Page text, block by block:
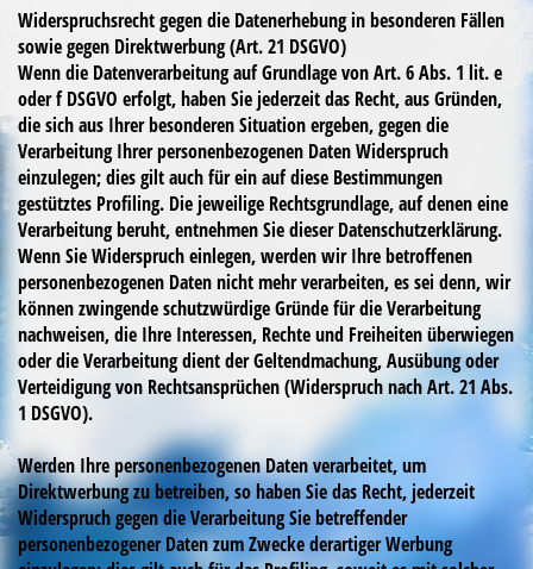
Widerspruchsrecht gegen die Datenerhebung in besonderen Fällen
sowie gegen Direktwerbung (Art. 21 DSGVO)
Wenn die Datenverarbeitung auf Grundlage von Art. 6 Abs. 1 lit. e
oder f DSGVO erfolgt, haben Sie jederzeit das Recht, aus Gründen,
die sich aus Ihrer besonderen Situation ergeben, gegen die
Verarbeitung Ihrer personenbezogenen Daten Widerspruch
einzulegen; dies gilt auch für ein auf diese Bestimmungen
gestütztes Profiling. Die jeweilige Rechtsgrundlage, auf denen eine
Verarbeitung beruht, entnehmen Sie dieser Datenschutzerklärung.
Wenn Sie Widerspruch einlegen, werden wir Ihre betroffenen
personenbezogenen Daten nicht mehr verarbeiten, es sei denn, wir
können zwingende schutzwürdige Gründe für die Verarbeitung
nachweisen, die Ihre Interessen, Rechte und Freiheiten überwiegen
oder die Verarbeitung dient der Geltendmachung, Ausübung oder
Verteidigung von Rechtsansprüchen (Widerspruch nach Art. 21 Abs.
1 DSGVO).
Werden Ihre personenbezogenen Daten verarbeitet, um
Direktwerbung zu betreiben, so haben Sie das Recht, jederzeit
Widerspruch gegen die Verarbeitung Sie betreffender
personenbezogener Daten zum Zwecke derartiger Werbung